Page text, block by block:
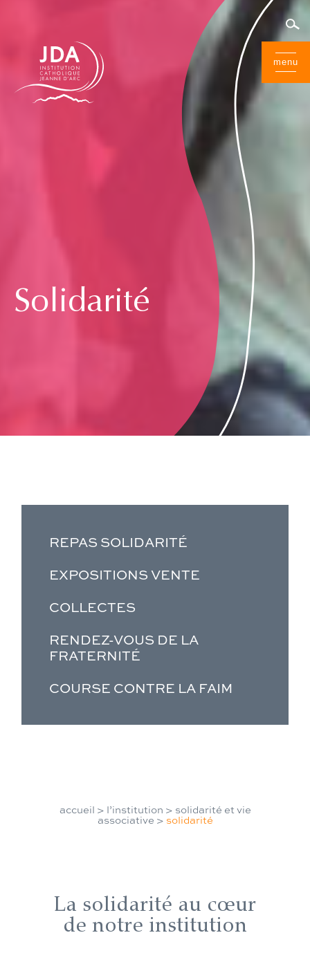
menu
Solidarité
REPAS SOLIDARITÉ
EXPOSITIONS VENTE
COLLECTES
RENDEZ-VOUS DE LA
FRATERNITÉ
COURSE CONTRE LA FAIM
accueil > l’institution > solidarité et vie
associative > solidarité
La solidarité au cœur
de notre institution